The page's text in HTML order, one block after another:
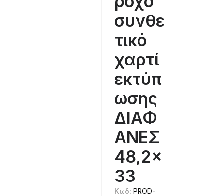
συνθε
τικό
χαρτί
εκτύπ
ωσης
ΔΙΑΦ
ΑΝΕΣ
48,2×
33
Κωδ:PROD-